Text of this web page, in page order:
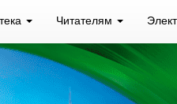
Читателям